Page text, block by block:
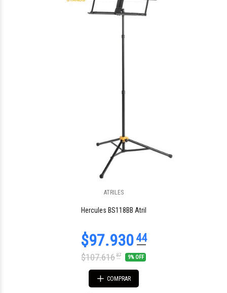
ATRILES
Hercules BS118BB Atril
$107.61687 9% OFF
COMPRAR